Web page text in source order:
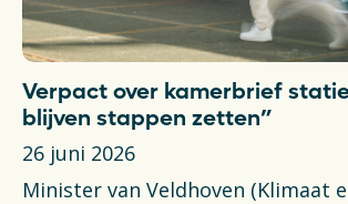
Verpact over kamerbrief
blijven stappen zetten”
26 juni 2026
Minister van Veldhoven (Klimaat